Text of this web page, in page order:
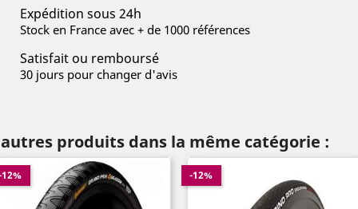
Expédition sous 24h
Stock en France avec + de 1000 références
Satisfait ou remboursé
30 jours pour changer d'avis
produits dans la même catégorie :
-12%